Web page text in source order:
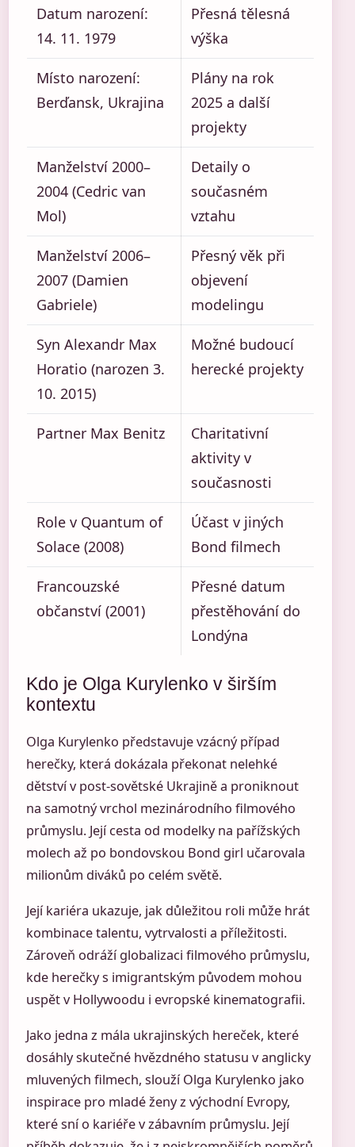
Datum narození:
14. 11. 1979
Přesná tělesná
výška
Místo narození:
Berďansk, Ukrajina
Plány na rok
2025 a další
projekty
Manželství 2000–
2004 (Cedric van
Mol)
Detaily o
současném
vztahu
Manželství 2006–
2007 (Damien
Gabriele)
Přesný věk při
objevení
modelingu
Syn Alexandr Max
Horatio (narozen 3.
10. 2015)
Možné budoucí
herecké projekty
Partner Max Benitz
Charitativní
aktivity v
současnosti
Role v Quantum of
Solace (2008)
Účast v jiných
Bond filmech
Francouzské
občanství (2001)
Přesné datum
přestěhování do
Londýna
Kdo je Olga Kurylenko v širším
kontextu
Olga Kurylenko představuje vzácný případ
herečky, která dokázala překonat nelehké
dětství v post-sovětské Ukrajině a proniknout
na samotný vrchol mezinárodního filmového
průmyslu. Její cesta od modelky na pařížských
molech až po bondovskou Bond girl učarovala
milionům diváků po celém světě.
Její kariéra ukazuje, jak důležitou roli může hrát
kombinace talentu, vytrvalosti a příležitosti.
Zároveň odráží globalizaci filmového průmyslu,
kde herečky s imigrantským původem mohou
uspět v Hollywoodu i evropské kinematografii.
Jako jedna z mála ukrajinských hereček, které
dosáhly skutečné hvězdného statusu v anglicky
mluvených filmech, slouží Olga Kurylenko jako
inspirace pro mladé ženy z východní Evropy,
které sní o kariéře v zábavním průmyslu. Její